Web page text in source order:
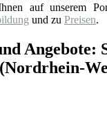
auf unserem
und zu Preisen.
Angebote: